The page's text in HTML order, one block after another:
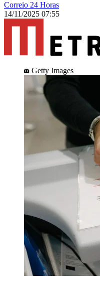
Correio 24 Horas
14/11/2025 07:55
Getty Images